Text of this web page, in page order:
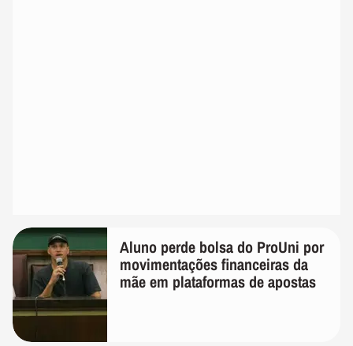
Aluno perde bolsa do ProUni por
movimentações financeiras da
mãe em plataformas de apostas